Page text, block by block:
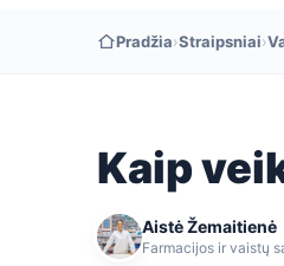
Pradžia›Straipsniai›
Kaip
Aistė Žemaitienė
Farmacijos ir vaistų